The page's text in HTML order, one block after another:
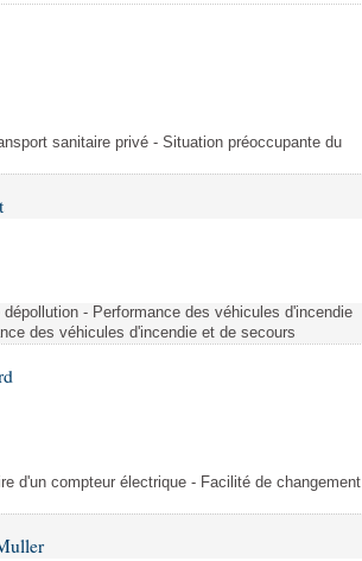
sanitaire privé - Situation préoccupante du
- Performance des véhicules d'incendie
des véhicules d'incendie et de secours
d'un compteur électrique - Facilité de changement